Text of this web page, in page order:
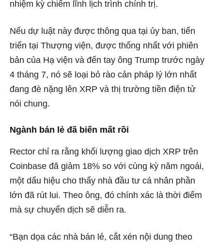
nhiệm kỳ chiếm lĩnh lịch trình chính trị.
Nếu dự luật này được thông qua tại ủy ban, tiến
triển tại Thượng viện, được thống nhất với phiên
bản của Hạ viện và đến tay ông Trump trước ngày
4 tháng 7, nó sẽ loại bỏ rào cản pháp lý lớn nhất
đang đè nặng lên XRP và thị trường tiền điện tử
nói chung.
Ngành bán lẻ đã biến mất rồi
Rector chỉ ra rằng khối lượng giao dịch XRP trên
Coinbase đã giảm 18% so với cùng kỳ năm ngoái,
một dấu hiệu cho thấy nhà đầu tư cá nhân phần
lớn đã rút lui. Theo ông, đó chính xác là thời điểm
mà sự chuyển dịch sẽ diễn ra.
“Bạn dọa các nhà bán lẻ, cắt xén nội dung theo